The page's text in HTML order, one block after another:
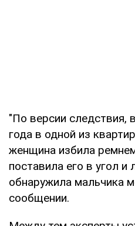
"По версии следствия,
года в одной из
женщина избила
поставила его в угол и
обнаружила мальчика
сообщении.